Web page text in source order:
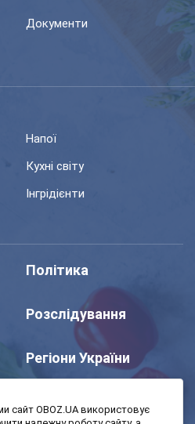
Документи
Напої
Кухні світу
Інгрідієнти
Політика
Розслідування
Регіони України
сайт OBOZ.UA використовує